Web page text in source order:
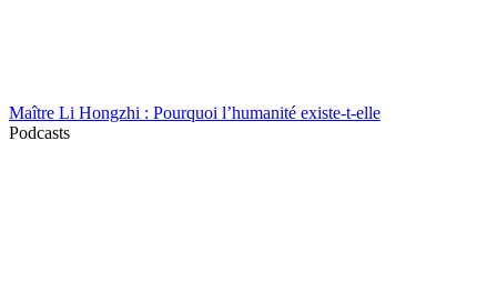
Maître Li Hongzhi : Pourquoi l’humanité existe-t-elle
Podcasts